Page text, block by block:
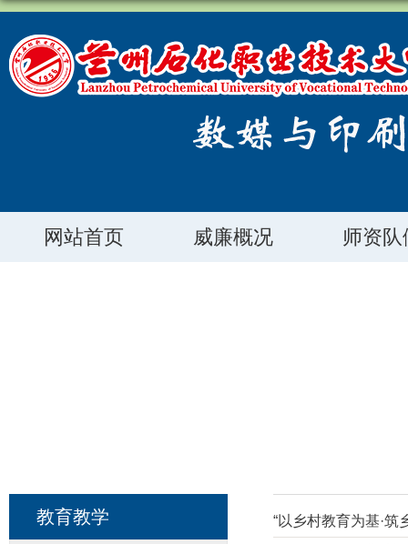
网站首页 威廉概况 师资队
教育教学 “以乡村教育为基·筑